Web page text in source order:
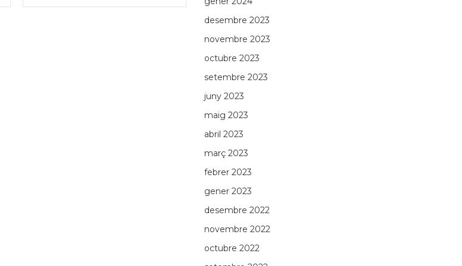
desembre 2023
novembre 2023
octubre 2023
setembre 2023
juny 2023
maig 2023
abril 2023
març 2023
febrer 2023
gener 2023
desembre 2022
novembre 2022
octubre 2022